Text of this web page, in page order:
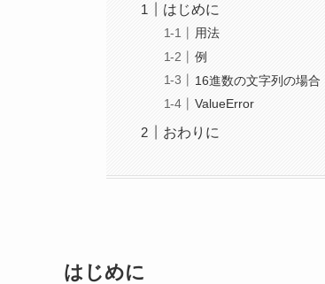
はじめに
用法
例
16進数の文字列の場合
ValueError
おわりに
はじめに